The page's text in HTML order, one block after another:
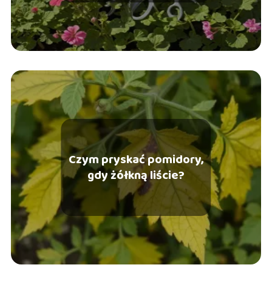
Czym pryskać pomidory,
gdy żółkną liście?